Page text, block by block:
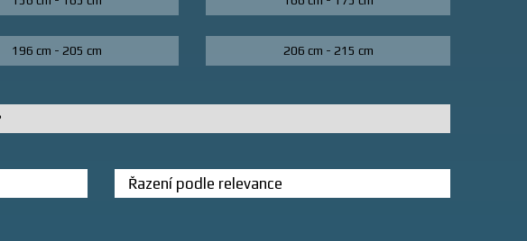
196 cm - 205 cm 206 cm - 215 cm